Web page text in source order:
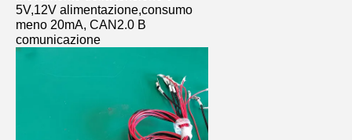
5V,12V alimentazione,consumo
meno 20mA, CAN2.0 B
comunicazione